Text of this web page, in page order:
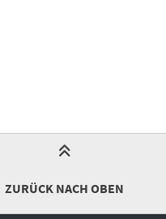
ZURÜCK NACH OBEN